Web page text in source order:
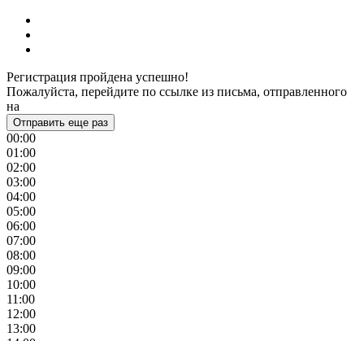
Регистрация пройдена успешно!
Пожалуйста, перейдите по ссылке из письма, отправленного
на
Отправить еще раз
00:00
01:00
02:00
03:00
04:00
05:00
06:00
07:00
08:00
09:00
10:00
11:00
12:00
13:00